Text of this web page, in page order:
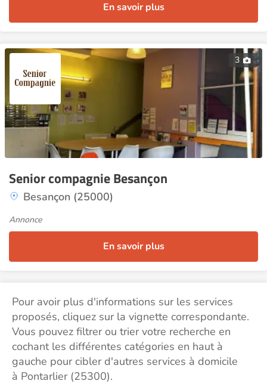
En savoir plus
3
Senior compagnie Besançon
Besançon (25000)
Annonce
En savoir plus
Pour avoir plus d'informations sur les services
proposés, cliquez sur la vignette correspondante.
Vous pouvez filtrer ou trier votre recherche en
cochant les différentes catégories en haut à
gauche pour cibler d'autres services à domicile
à Pontarlier (25300).